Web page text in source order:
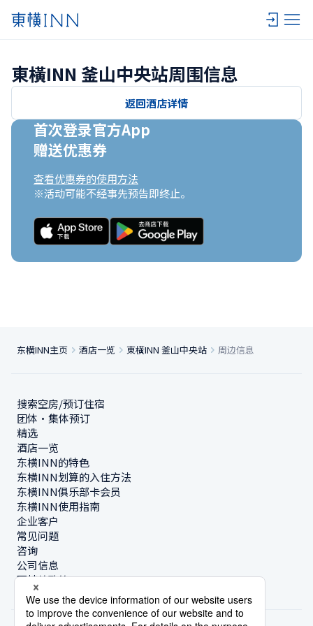
東橫INN 釜山中央站周围信息
返回酒店详情
首次登录官方App
赠送优惠券
查看优惠券的使用方法
※活动可能不经事先预告即终止。
东横INN主页 酒店一览 東橫INN 釜山中央站 周边信息
搜索空房/预订住宿
团体・集体预订
精选
酒店一览
东横INN的特色
东横INN划算的入住方法
东横INN俱乐部卡会员
东横INN使用指南
企业客户
常见问题
咨询
公司信息
可持续政策